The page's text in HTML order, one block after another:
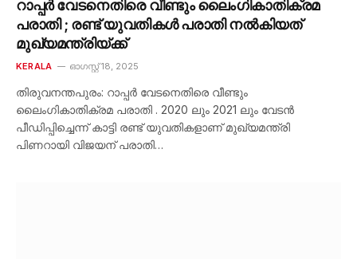
റാപ്പർ വേടനെതിരെ വീണ്ടും ലൈംഗികാതിക്രമ
പരാതി ; രണ്ട് യുവതികൾ പരാതി നൽകിയത്
മുഖ്യമന്ത്രിയ്ക്ക്
KERALA ഓഗസ്റ്റ്‌ 18, 2025
തിരുവനന്തപുരം: റാപ്പർ വേടനെതിരെ വീണ്ടും
ലൈംഗികാതിക്രമ പരാതി . 2020 ലും 2021 ലും വേടൻ
പീഡിപ്പിച്ചെന്ന് കാട്ടി രണ്ട് യുവതികളാണ് മുഖ്യമന്ത്രി
പിണറായി വിജയന് പരാതി…